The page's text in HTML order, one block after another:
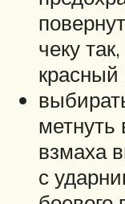
чеку
красный
метнуть
взмаха
с